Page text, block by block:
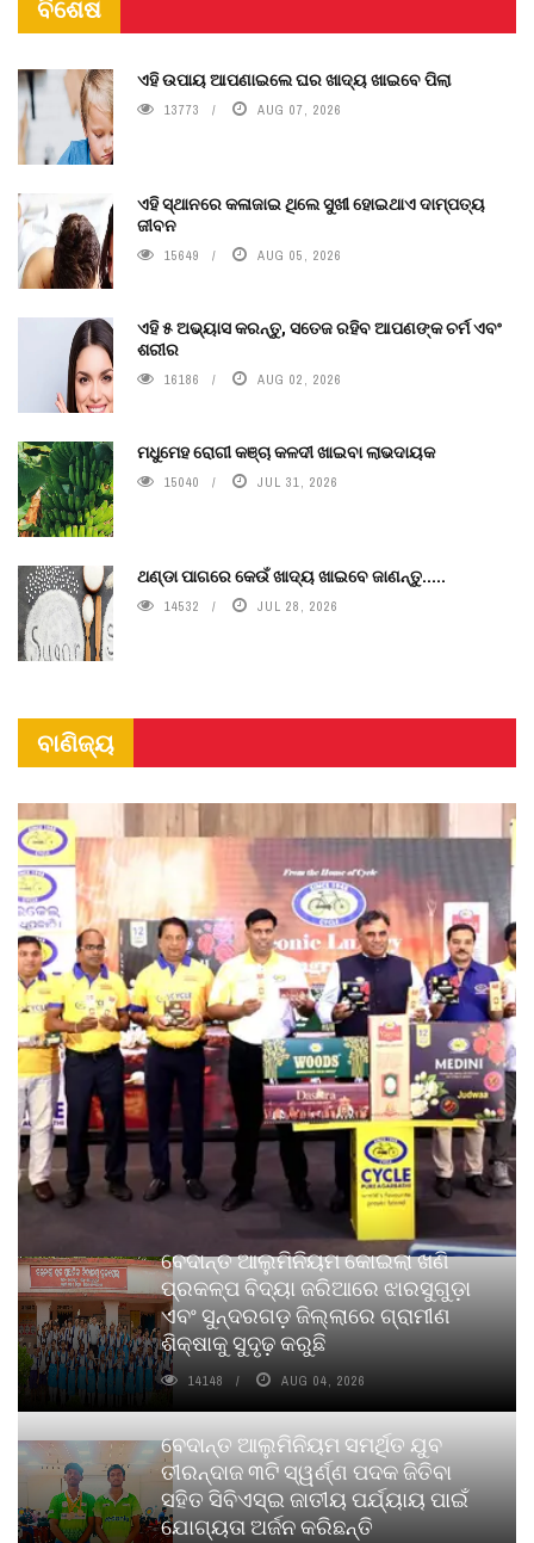
ବିଶେଷ
ଏହି ଉପାୟ ଆପଣାଇଲେ ଘର ଖାଦ୍ୟ ଖାଇବେ ପିଲା
13773 AUG 07, 2026
ଏହି ସ୍ଥାନରେ କଳାଜାଇ ଥିଲେ ସୁଖୀ ହୋଇଥାଏ ଦାମ୍ପତ୍ୟ
ଜୀବନ
15649 AUG 05, 2026
ଏହି ୫ ଅଭ୍ୟାସ କରନ୍ତୁ, ସତେଜ ରହିବ ଆପଣଙ୍କ ଚର୍ମ ଏବଂ
ଶରୀର
16186 AUG 02, 2026
ମଧୁମେହ ରୋଗୀ କଞ୍ଚା କଳଦୀ ଖାଇବା ଲାଭଦାୟକ
15040 JUL 31, 2026
ଥଣ୍ଡା ପାଗରେ କେଉଁ ଖାଦ୍ୟ ଖାଇବେ ଜାଣନ୍ତୁ.....
14532 JUL 28, 2026
ବାଣିଜ୍ୟ
ବେଦାନ୍ତ ଆଲୁମିନିୟମ କୋଇଲା ଖଣି
ପ୍ରକଳ୍ପ ବିଦ୍ୟା ଜରିଆରେ ଝାରସୁଗୁଡ଼ା
ଏବଂ ସୁନ୍ଦରଗଡ଼ ଜିଲ୍ଲାରେ ଗ୍ରାମୀଣ
ଶିକ୍ଷାକୁ ସୁଦୃଢ଼ କରୁଛି
14148 AUG 04, 2026
ବେଦାନ୍ତ ଆଲୁମିନିୟମ ସମର୍ଥିତ ଯୁବ
ତୀରନ୍ଦାଜ ୩ଟି ସ୍ୱର୍ଣ୍ଣ ପଦକ ଜିତିବା
ସହିତ ସିବିଏସ୍ଇ ଜାତୀୟ ପର୍ଯ୍ୟାୟ ପାଇଁ
ଯୋଗ୍ୟତା ଅର୍ଜନ କରିଛନ୍ତି